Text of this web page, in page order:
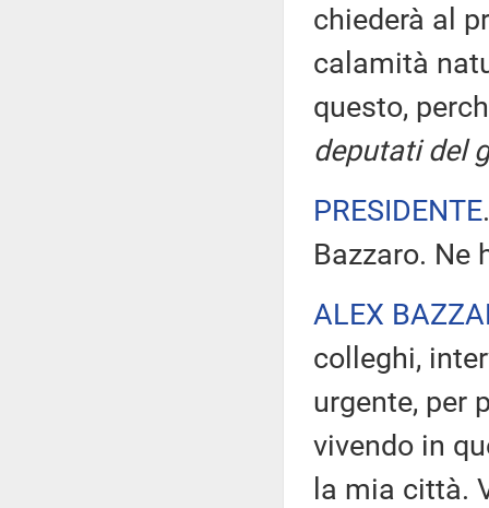
chiederà al
calamità
questo,
deputati del
PRESIDENTE
Bazzaro. Ne
ALEX
colleghi,
urgente, per
vivendo in
la mia città.